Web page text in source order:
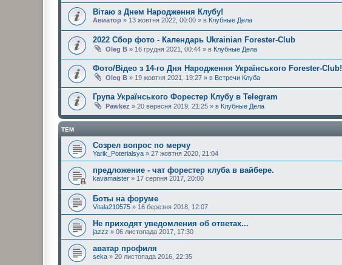
Вітаю з Днем Народження Клубу!
Авиатор » 13 жовтня 2022, 00:00 » в Клубные Дела
2022 Сбор фото - Календарь Ukrainian Forester-Club
Oleg B » 16 грудня 2021, 00:44 » в Клубные Дела
Фото/Відео з 14-го Дня Народження Українського Forester-Club!
Oleg B » 19 жовтня 2021, 19:27 » в Встречи Клуба
Група Українського Форестер Клубу в Telegram
Pawkez » 20 вересня 2019, 21:25 » в Клубные Дела
ТЕМ
Созрел вопрос по мерчу
Yarik_Poterialsya » 27 жовтня 2020, 21:04
предложение - чат форестер клуба в вайбере.
kavamaister » 17 серпня 2017, 20:00
Боты на форуме
Vitala210575 » 16 березня 2018, 12:07
Не приходят уведомления об ответах...
jazzz » 06 листопада 2017, 17:30
аватар профиля
seka » 20 листопада 2016, 22:35